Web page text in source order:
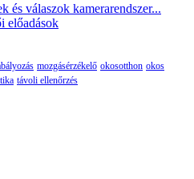
és válaszok kamerarendszer...
előadások
mozgásérzékelő okosotthon okos
távoli ellenőrzés